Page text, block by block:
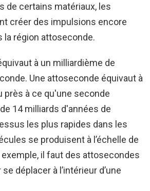
de certains matériaux, les
créer des impulsions encore
la région attoseconde.
à un milliardième de
Une attoseconde équivaut à
près à ce qu'une seconde
14 milliards d'années de
les plus rapides dans les
se produisent à l’échelle de
exemple, il faut des attosecondes
déplacer à l’intérieur d’une